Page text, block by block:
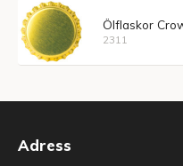
Ölflaskor
2311
Adress